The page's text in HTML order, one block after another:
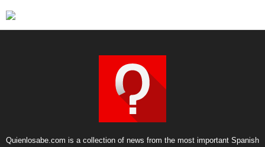
Quienlosabe.com is a collection of news from the most important Spanish